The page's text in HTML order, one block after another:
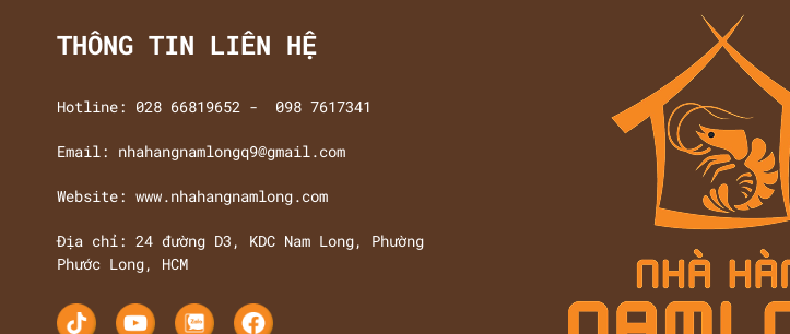
THÔNG TIN LIÊN HỆ
Hotline: 028 66819652 - 098 7617341
Email: nhahangnamlongq9@gmail.com
Website: www.nhahangnamlong.com
Địa chỉ: 24 đường D3, KDC Nam Long, Phường
Phước Long, HCM